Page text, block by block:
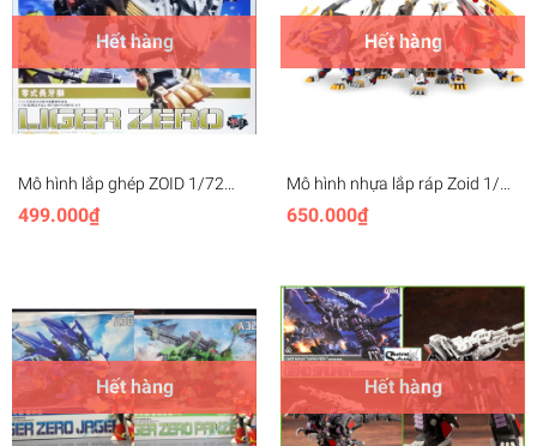
Hết hàng
Mô hình lắp ghép ZOID 1/72
Liger Zero - BT
499.000₫
Hết hàng
Mô hình nhựa lắp ráp Zoid 1/72
HMM Liger Beast Murasame
Mugen Hayate SF95
650.000₫
Hết hàng Hết hàng